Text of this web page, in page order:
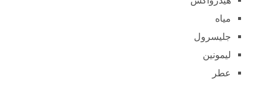
مياه
جليسرول
ليمونين
عطر